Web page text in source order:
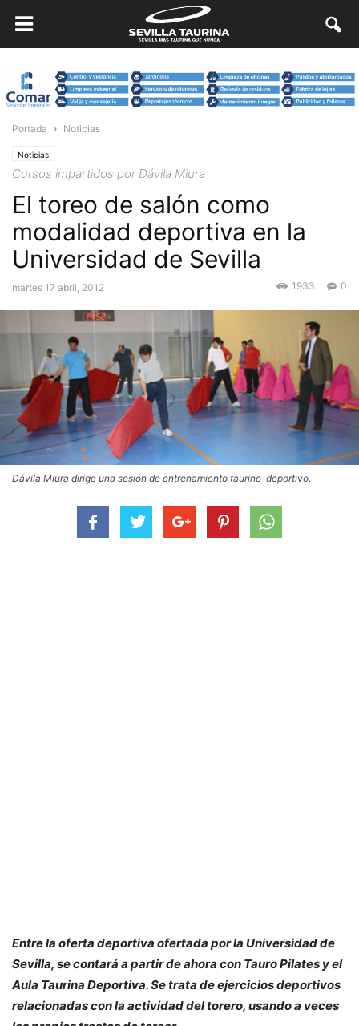
Portada Noticias
Noticias
Cursos impartidos por Dávila Miura
El toreo de salón como
modalidad deportiva en la
Universidad de Sevilla
martes 17 abril, 2012 0
1933
Dávila Miura dirige una sesión de entrenamiento taurino-deportivo.
Entre la oferta deportiva ofertada por la Universidad de
Sevilla, se contará a partir de ahora con Tauro Pilates y el
Aula Taurina Deportiva. Se trata de ejercicios deportivos
relacionadas con la actividad del torero, usando a veces